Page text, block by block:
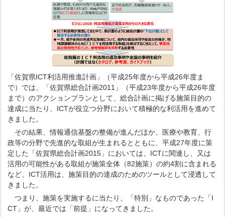
「佐賀県ICT利活用推進計画」（平成25年度から平成26年度ま
で）では、「佐賀県総合計画2011」（平成23年度から平成26年度
まで）のアクションプランとして、総合計画に掲げる施策目的の
達成に当たり、ICTが役立つ分野において積極的な利活用を進めて
きました。
その結果、情報通信基盤の整備が進んだほか、医療や教育、行
政等の分野で先進的な取組が生まれるとともに、平成27年度に策
定した「佐賀県総合計画2015」においては、ICTに関連し、又は
活用の可能性がある取組が施策全体（82施策）の約4割に含まれる
など、ICT活用は、施策目的の達成のためのツールとして浸透して
きました。
つまり、施策を実施するに当たり、「特別」なものであった「I
CT」が、最近では「前提」になってきました。